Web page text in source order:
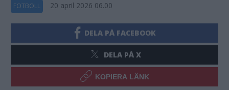
FOTBOLL 20 april 2026 06.00
DELA PÅ FACEBOOK
DELA PÅ X
KOPIERA LÄNK